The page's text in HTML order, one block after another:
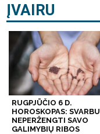
ĮVAIRU
RUGPJŪČIO 6 D.
HOROSKOPAS: SVARBU
NEPERŽENGTI SAVO
GALIMYBIŲ RIBOS